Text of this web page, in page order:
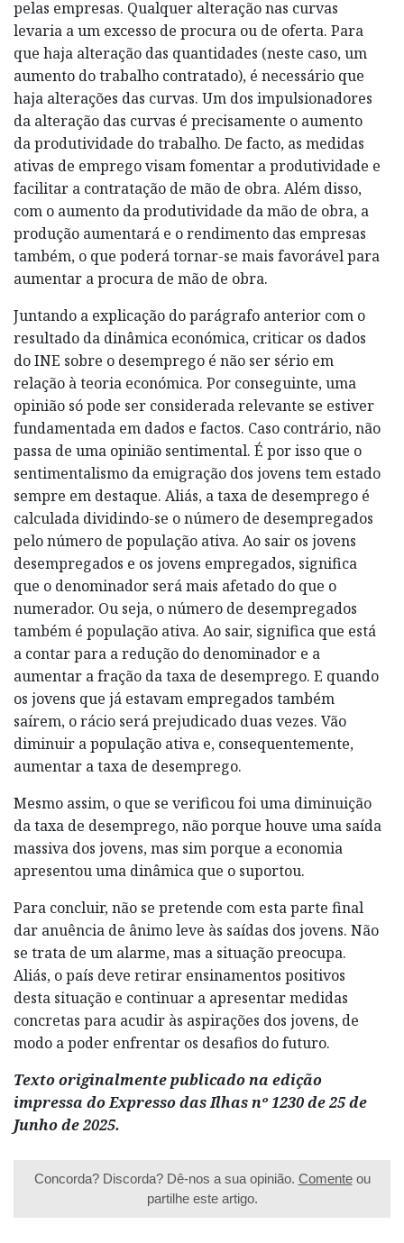
pelas empresas. Qualquer alteração nas curvas
levaria a um excesso de procura ou de oferta. Para
que haja alteração das quantidades (neste caso, um
aumento do trabalho contratado), é necessário que
haja alterações das curvas. Um dos impulsionadores
da alteração das curvas é precisamente o aumento
da produtividade do trabalho. De facto, as medidas
ativas de emprego visam fomentar a produtividade e
facilitar a contratação de mão de obra. Além disso,
com o aumento da produtividade da mão de obra, a
produção aumentará e o rendimento das empresas
também, o que poderá tornar-se mais favorável para
aumentar a procura de mão de obra.
Juntando a explicação do parágrafo anterior com o
resultado da dinâmica económica, criticar os dados
do INE sobre o desemprego é não ser sério em
relação à teoria económica. Por conseguinte, uma
opinião só pode ser considerada relevante se estiver
fundamentada em dados e factos. Caso contrário, não
passa de uma opinião sentimental. É por isso que o
sentimentalismo da emigração dos jovens tem estado
sempre em destaque. Aliás, a taxa de desemprego é
calculada dividindo-se o número de desempregados
pelo número de população ativa. Ao sair os jovens
desempregados e os jovens empregados, significa
que o denominador será mais afetado do que o
numerador. Ou seja, o número de desempregados
também é população ativa. Ao sair, significa que está
a contar para a redução do denominador e a
aumentar a fração da taxa de desemprego. E quando
os jovens que já estavam empregados também
saírem, o rácio será prejudicado duas vezes. Vão
diminuir a população ativa e, consequentemente,
aumentar a taxa de desemprego.
Mesmo assim, o que se verificou foi uma diminuição
da taxa de desemprego, não porque houve uma saída
massiva dos jovens, mas sim porque a economia
apresentou uma dinâmica que o suportou.
Para concluir, não se pretende com esta parte final
dar anuência de ânimo leve às saídas dos jovens. Não
se trata de um alarme, mas a situação preocupa.
Aliás, o país deve retirar ensinamentos positivos
desta situação e continuar a apresentar medidas
concretas para acudir às aspirações dos jovens, de
modo a poder enfrentar os desafios do futuro.
Texto originalmente publicado na edição
impressa do Expresso das Ilhas nº 1230 de 25 de
Junho de 2025.
Concorda? Discorda? Dê-nos a sua opinião. Comenteou
partilhe este artigo.